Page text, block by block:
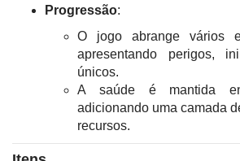
Progressão:
O jogo abrange vários
apresentando perigos,
únicos.
A saúde é mantida
adicionando uma camada
recursos.